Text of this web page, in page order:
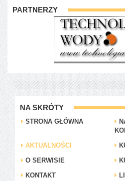
PARTNERZY
NA SKRÓTY
STRONA GŁÓWNA
AKTUALNOŚCI
O SERWISIE
KONTAKT